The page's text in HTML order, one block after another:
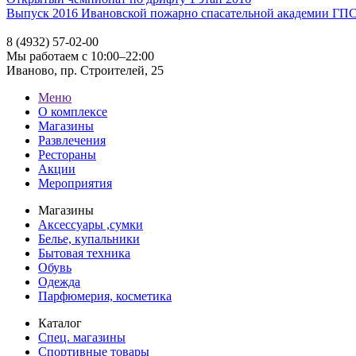
Выпуск 2016 Ивановской пожарно спасательной академии
8 (4932) 57-02-00
Мы работаем с 10:00–22:00
Иваново, пр. Строителей, 25
Меню
О комплексе
Магазины
Развлечения
Рестораны
Акции
Мероприятия
Магазины
Аксессуары ,сумки
Белье, купальники
Бытовая техника
Обувь
Одежда
Парфюмерия, косметика
Каталог
Спец. магазины
Спортивные товары